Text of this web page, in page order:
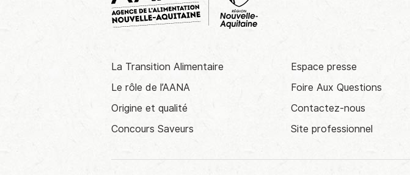
La Transition Alimentaire
Espace presse
Le rôle de l’AANA
Foire Aux Questions
Origine et qualité
Contactez-nous
Concours Saveurs
Site professionnel